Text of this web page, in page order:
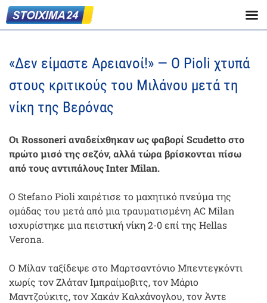
«Δεν είμαστε Αρειανοί!» — Ο Pioli χτυπά
στους κριτικούς του Μιλάνου μετά τη
νίκη της Βερόνας
Οι Rossoneri αναδείχθηκαν ως φαβορί Scudetto στο
πρώτο μισό της σεζόν, αλλά τώρα βρίσκονται πίσω
από τους αντιπάλους Inter Milan.
Ο Stefano Pioli χαιρέτισε το μαχητικό πνεύμα της
ομάδας του μετά από μια τραυματισμένη AC Milan
ισχυρίστηκε μια πειστική νίκη 2-0 επί της Hellas
Verona.
Ο Μίλαν ταξίδεψε στο Μαρτσαντόνιο Μπεντεγκόντι
χωρίς τον Ζλάταν Ιμπραίμοβιτς, τον Μάριο
Μαντζούκιτς, τον Χακάν Καλχάνογλου, τον Άντε